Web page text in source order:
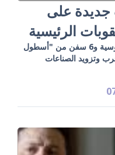
جديدة على
الرئيسية
العقوبات تشمل 19 كياناً بينها 6 بنوك روسية و6 سفن من "أسطول
وتزويد الصناعات